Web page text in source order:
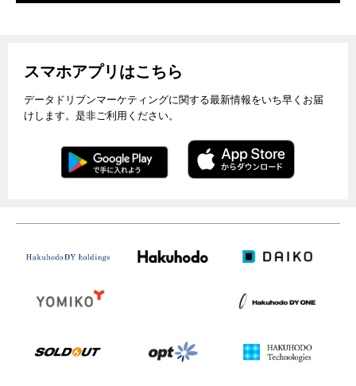
スマホアプリはこちら
データドリブンマーケティングに関する最新情報をいち早くお届
けします。是非ご利用ください。